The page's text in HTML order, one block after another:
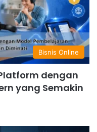
Bisnis Online
dengan
yang Semakin